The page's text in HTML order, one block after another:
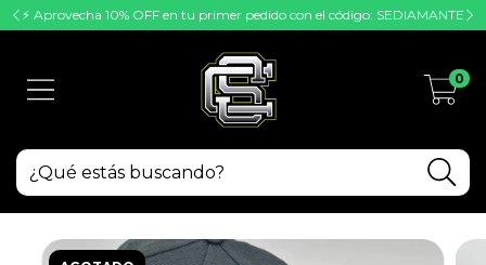
⚡ Aprovecha 10% OFF en tu primer pedido con el código: SEDIAMANTE
0